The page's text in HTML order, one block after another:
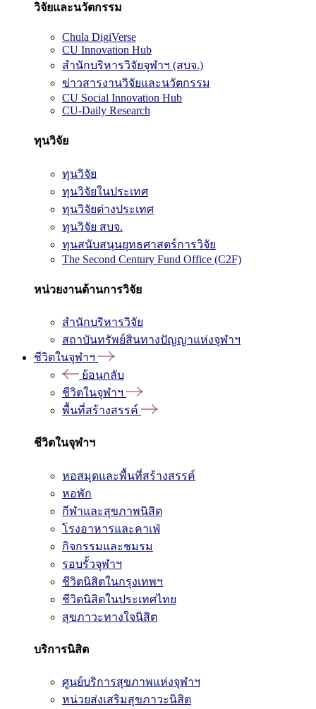
วิจัยและนวัตกรรม
Chula DigiVerse
CU Innovation Hub
สำนักบริหารวิจัยจุฬาฯ (สบจ.)
ข่าวสารงานวิจัยและนวัตกรรม
CU Social Innovation Hub
CU-Daily Research
ทุนวิจัย
ทุนวิจัย
ทุนวิจัยในประเทศ
ทุนวิจัยต่างประเทศ
ทุนวิจัย สบจ.
ทุนสนับสนุนยุทธศาสตร์การวิจัย
The Second Century Fund Office (C2F)
หน่วยงานด้านการวิจัย
สำนักบริหารวิจัย
สถาบันทรัพย์สินทางปัญญาแห่งจุฬาฯ
ชีวิตในจุฬาฯ
ย้อนกลับ
ชีวิตในจุฬาฯ
พื้นที่สร้างสรรค์
ชีวิตในจุฬาฯ
หอสมุดและพื้นที่สร้างสรรค์
หอพัก
กีฬาและสุขภาพนิสิต
โรงอาหารและคาเฟ่
กิจกรรมและชมรม
รอบรั้วจุฬาฯ
ชีวิตนิสิตในกรุงเทพฯ
ชีวิตนิสิตในประเทศไทย
สุขภาวะทางใจนิสิต
บริการนิสิต
ศูนย์บริการสุขภาพแห่งจุฬาฯ
หน่วยส่งเสริมสุขภาวะนิสิต